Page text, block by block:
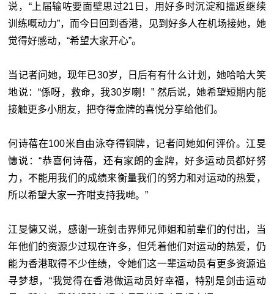
说，“上届输咗要面壁思过21日，用好多时沉淀和搵返继续
训练嘅动力”，而今日回到香港，见到好多人在机场接她，她
觉得好感动，“希望大家开心”。
当记者问她，现年已30岁，日后有有什么计划，她哈哈大笑
地说：“係呀，救命，我30岁喇！” 然后说，她希望短期内能
接触更多小朋友，把夺得金牌的喜悦分享给他们。
何诗蓓在100米自由泳夺得铜牌，记者问她如何评价。江旻
憓说：“恭喜何诗蓓，还有家朗的金牌，好多运动员都好努
力，不能用我们的成绩来衡量我们的努力和对运动的热爱，
所以希望大家一齐咁支持我哋。”
江旻憓又说，感谢一班剑击界师兄师姐和前辈们的付出，当
年他们的资源少过现在许多，但凭着他们对运动的热爱，仍
能为香港取得不少佳绩，令她们这一辈运动员有更多资源追
寻梦想，“我觉得在香港做运动员好幸福，特别是剑击运动